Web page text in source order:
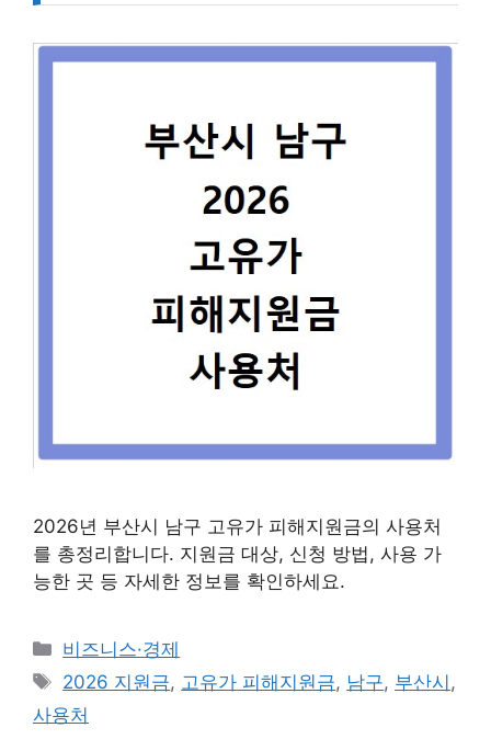
2026년 부산시 남구 고유가 피해지원금의 사용처
를 총정리합니다. 지원금 대상, 신청 방법, 사용 가
능한 곳 등 자세한 정보를 확인하세요.
카
테
리
비즈니스·경제
태
그
2026 지원금, 고유가 피해지원금, 남구, 부산시 ,
사용처